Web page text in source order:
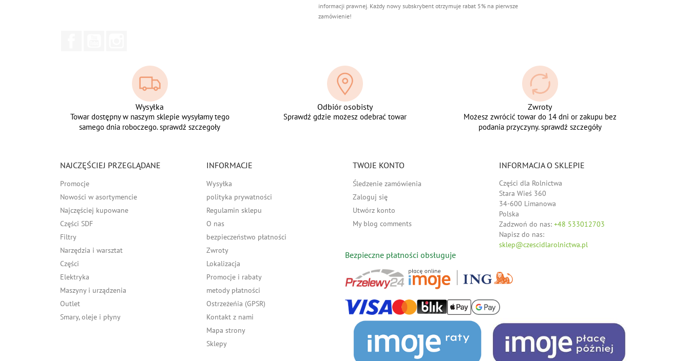
informacji prawnej. Każdy nowy subskrybent otrzymuje rabat 5% na pierwsze
zamówienie!
Wysyłka
Towar dostępny w naszym sklepie wysyłamy tego
samego dnia roboczego. sprawdź szczegoły
Odbiór osobisty
Sprawdź gdzie możesz odebrać towar
Zwroty
Możesz zwrócić towar do 14 dni or zakupu bez
podania przyczyny. sprawdź szczegóły
NAJCZĘŚCIEJ PRZEGLĄDANE
Promocje
Nowości w asortymencie
Najczęściej kupowane
Części SDF
Filtry
Narzędzia i warsztat
Części
Elektryka
Maszyny i urządzenia
Outlet
Smary, oleje i płyny
INFORMACJE
Wysyłka
polityka prywatności
Regulamin sklepu
O nas
bezpieczeństwo płatności
Zwroty
Lokalizacja
Promocje i rabaty
metody płatności
Ostrzeżeńia (GPSR)
Kontakt z nami
Mapa strony
Sklepy
TWOJE KONTO
Śledzenie zamówienia
Zaloguj się
Utwórz konto
My blog comments
INFORMACJA O SKLEPIE
Części dla Rolnictwa
Stara Wieś 360
34-600 Limanowa
Polska
Zadzwoń do nas: +48 533012703
Napisz do nas:
sklep@czescidlarolnictwa.pl
Bezpieczne płatności obsługuje